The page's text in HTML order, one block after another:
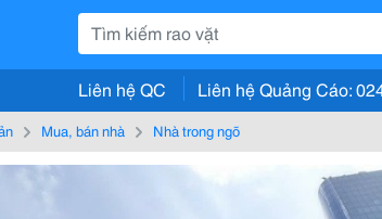
Liên hệ QC Liên hệ Quảng Cáo:
Mua, bán nhà Nhà trong ngõ